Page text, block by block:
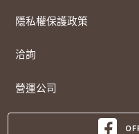
隱私權保護政策
洽詢
營運公司